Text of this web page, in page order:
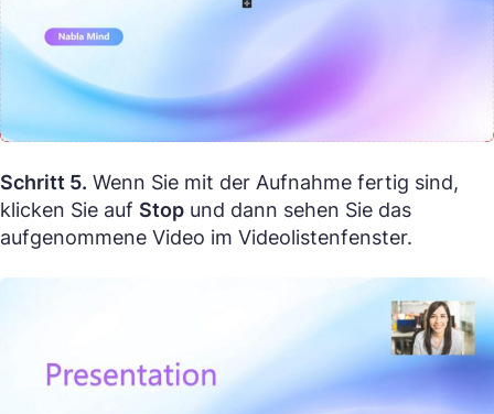
Schritt 5. Wenn Sie mit der Aufnahme fertig sind,
klicken Sie auf Stop und dann sehen Sie das
aufgenommene Video im Videolistenfenster.